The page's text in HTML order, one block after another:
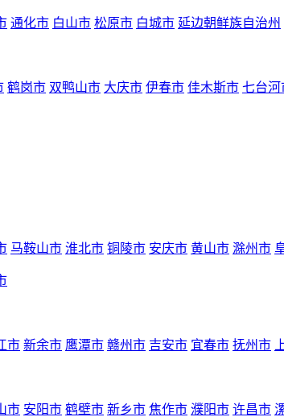
通化市 白山市 松原市 白城市 延边朝鲜族自治州
鹤岗市 双鸭山市 大庆市 伊春市 佳木斯市 七台河
马鞍山市 淮北市 铜陵市 安庆市 黄山市 滁州市
市 新余市 鹰潭市 赣州市 吉安市 宜春市 抚州市
市 安阳市 鹤壁市 新乡市 焦作市 濮阳市 许昌市